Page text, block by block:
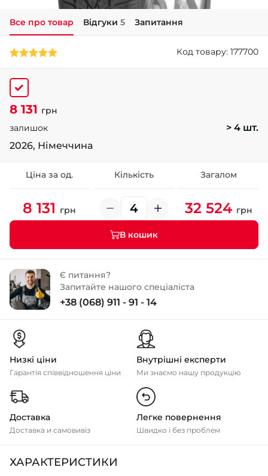
+38 (050)-911-911-2
+38 (099)-643-33-77
Все про товар Відгуки 5 Запитання
Код товару: 177700
8 131 грн
залишок
> 4 шт.
2026, Німеччина
Ціна за од. Кількість Загалом
8 131 грн 32 524 грн
В кошик
Є питання?
Запитайте нашого спеціаліста
+38 (068) 911 - 91 - 14
Низкі ціни
Гарантія співвідношення ціни
Внутрішні експерти
Ми знаємо нашу продукцію
Доставка
Доставка и самовивіз
Легке повернення
Швидко і без проблем
ХАРАКТЕРИСТИКИ